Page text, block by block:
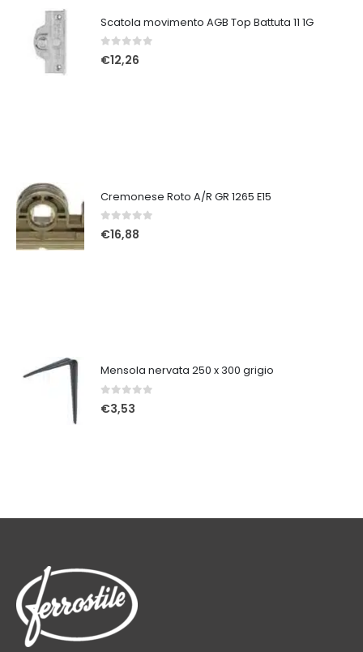
Scatola movimento AGB Top Battuta 11 1G
0Su 5
€12,26
Cremonese Roto A/R GR 1265 E15
0Su 5
€16,88
Mensola nervata 250 x 300 grigio
0Su 5
€3,53